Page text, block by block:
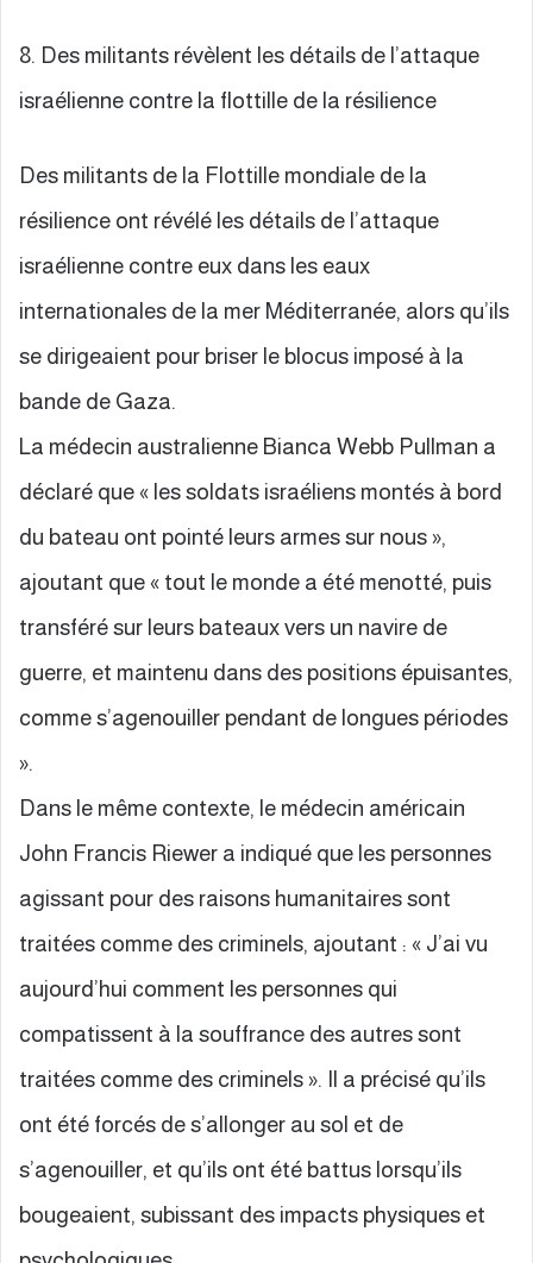
8. Des militants révèlent les détails de l’attaque
israélienne contre la flottille de la résilience
Des militants de la Flottille mondiale de la
résilience ont révélé les détails de l’attaque
israélienne contre eux dans les eaux
internationales de la mer Méditerranée, alors qu’ils
se dirigeaient pour briser le blocus imposé à la
bande de Gaza.
La médecin australienne Bianca Webb Pullman a
déclaré que « les soldats israéliens montés à bord
du bateau ont pointé leurs armes sur nous »,
ajoutant que « tout le monde a été menotté, puis
transféré sur leurs bateaux vers un navire de
guerre, et maintenu dans des positions épuisantes,
comme s’agenouiller pendant de longues périodes
».
Dans le même contexte, le médecin américain
John Francis Riewer a indiqué que les personnes
agissant pour des raisons humanitaires sont
traitées comme des criminels, ajoutant : « J’ai vu
aujourd’hui comment les personnes qui
compatissent à la souffrance des autres sont
traitées comme des criminels ». Il a précisé qu’ils
ont été forcés de s’allonger au sol et de
s’agenouiller, et qu’ils ont été battus lorsqu’ils
bougeaient, subissant des impacts physiques et